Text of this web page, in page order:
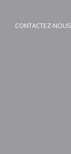
CONTACTEZ-NOUS